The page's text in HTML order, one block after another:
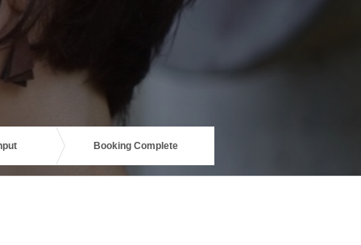
Booking Complete